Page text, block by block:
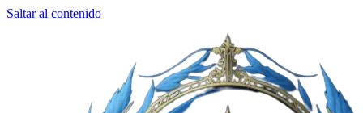
Saltar al contenido